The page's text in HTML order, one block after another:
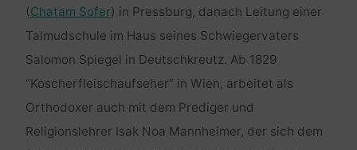
(Chatam Sofer) in Pressburg, danach Leitung einer
Talmudschule im Haus seines Schwiegervaters
Salomon Spiegel in Deutschkreutz. Ab 1829
“Koscherfleischaufseher” in Wien, arbeitet als
Orthodoxer auch mit dem Prediger und
Religionslehrer Isak Noa Mannheimer, der sich dem